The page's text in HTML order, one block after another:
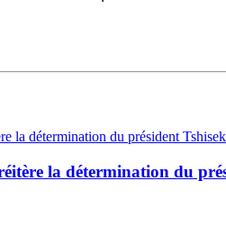
la détermination du